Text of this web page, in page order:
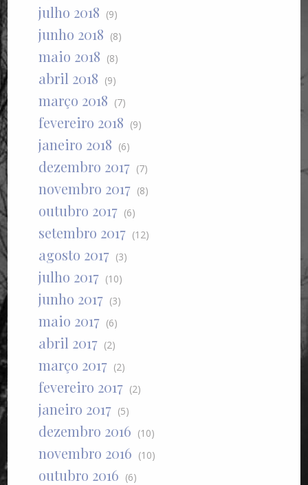
julho 2018 (9)
junho 2018 (8)
maio 2018 (8)
abril 2018 (9)
março 2018 (7)
fevereiro 2018 (9)
janeiro 2018 (6)
dezembro 2017 (7)
novembro 2017 (8)
outubro 2017 (6)
setembro 2017 (12)
agosto 2017 (3)
julho 2017 (10)
junho 2017 (3)
maio 2017 (6)
abril 2017 (2)
março 2017 (2)
fevereiro 2017 (2)
janeiro 2017 (5)
dezembro 2016 (10)
novembro 2016 (10)
outubro 2016 (6)